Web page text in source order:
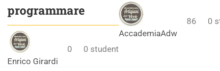
programmare
Enrico Girardi
0 0 student
AccademiaAdw
86 0